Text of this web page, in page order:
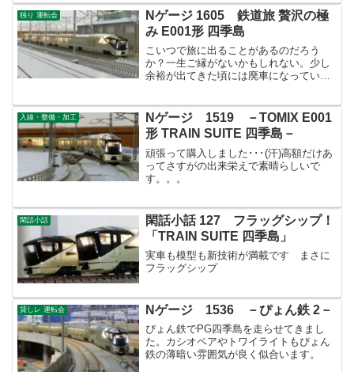
独り 運転会
Nゲージ 1605 鉄道旅 贅沢の極
み E001形 四季島
こいつで旅に出ることがあるのだろう
か？一生ご縁がないかもしれない。少し
余裕が出てきた頃には廃車になっている
です。
入線・整備・加工
Nゲージ 1519 －TOMIX E001
形 TRAIN SUITE 四季島－
頑張って購入しました･･･(汗)高額だけあ
ってさすがの出来栄えで素晴らしいで
す。。。
閑話小話
閑話小話 127 フラッグシップ！
「TRAIN SUITE 四季島」
実車も模型も新技術が満載です まさに
フラッグシップ
貸しレ 運転会 Nゲージ 1536 －ぴょん鉄 2－
ぴょん鉄でPG四季島を走らせてきまし
た。カシオペアやトワイライトもぴょん
鉄の薄暗い雰囲気が良く似合います。